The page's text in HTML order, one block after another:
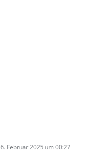
6. Februar 2025 um 00:27